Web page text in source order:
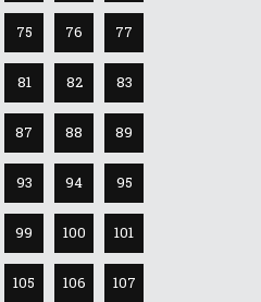
75 76 77
81 82 83
87 88 89
93 94 95
99 100 101
105 106 107